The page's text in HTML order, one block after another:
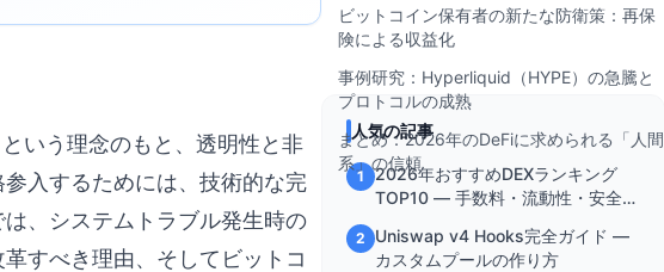
いう理念のもと、透明性と非
入するためには、技術的な完
、システムトラブル発生時の
すべき理由、そしてビットコ
ビットコイン保有者の新たな防衛策：再保
険による収益化
事例研究：Hyperliquid（HYPE）の急騰と
プロトコルの成熟
まとめ：2026年のDeFiに求められる「人間
系」の信頼
人気の記事
1
2026年おすすめDEXランキング
TOP10 — 手数料・流動性・安全性
2
Uniswap v4 Hooks完全ガイド —
カスタムプールの作り方